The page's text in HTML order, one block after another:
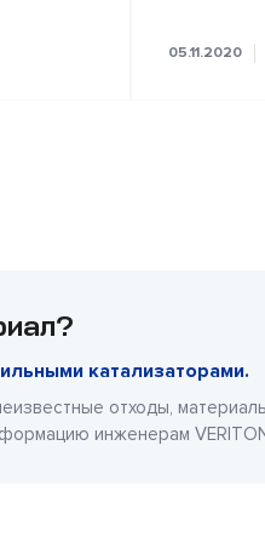
05.11.2020
катализаторами.
отходы,
инженерам